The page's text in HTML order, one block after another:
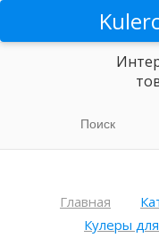
Главная
Кулеры